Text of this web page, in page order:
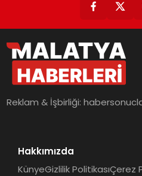
Reklam & İşbirliği:
Hakkımızda
KünyeGizlilik PolitikasıÇerez